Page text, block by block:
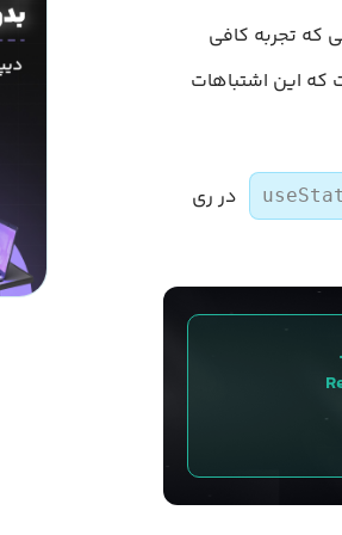
که تجربه کافی
که این اشتباهات
در ری